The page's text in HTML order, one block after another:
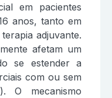
em pacientes
anos, tanto em
adjuvante.
afetam um
se estender a
com ou sem
O mecanismo